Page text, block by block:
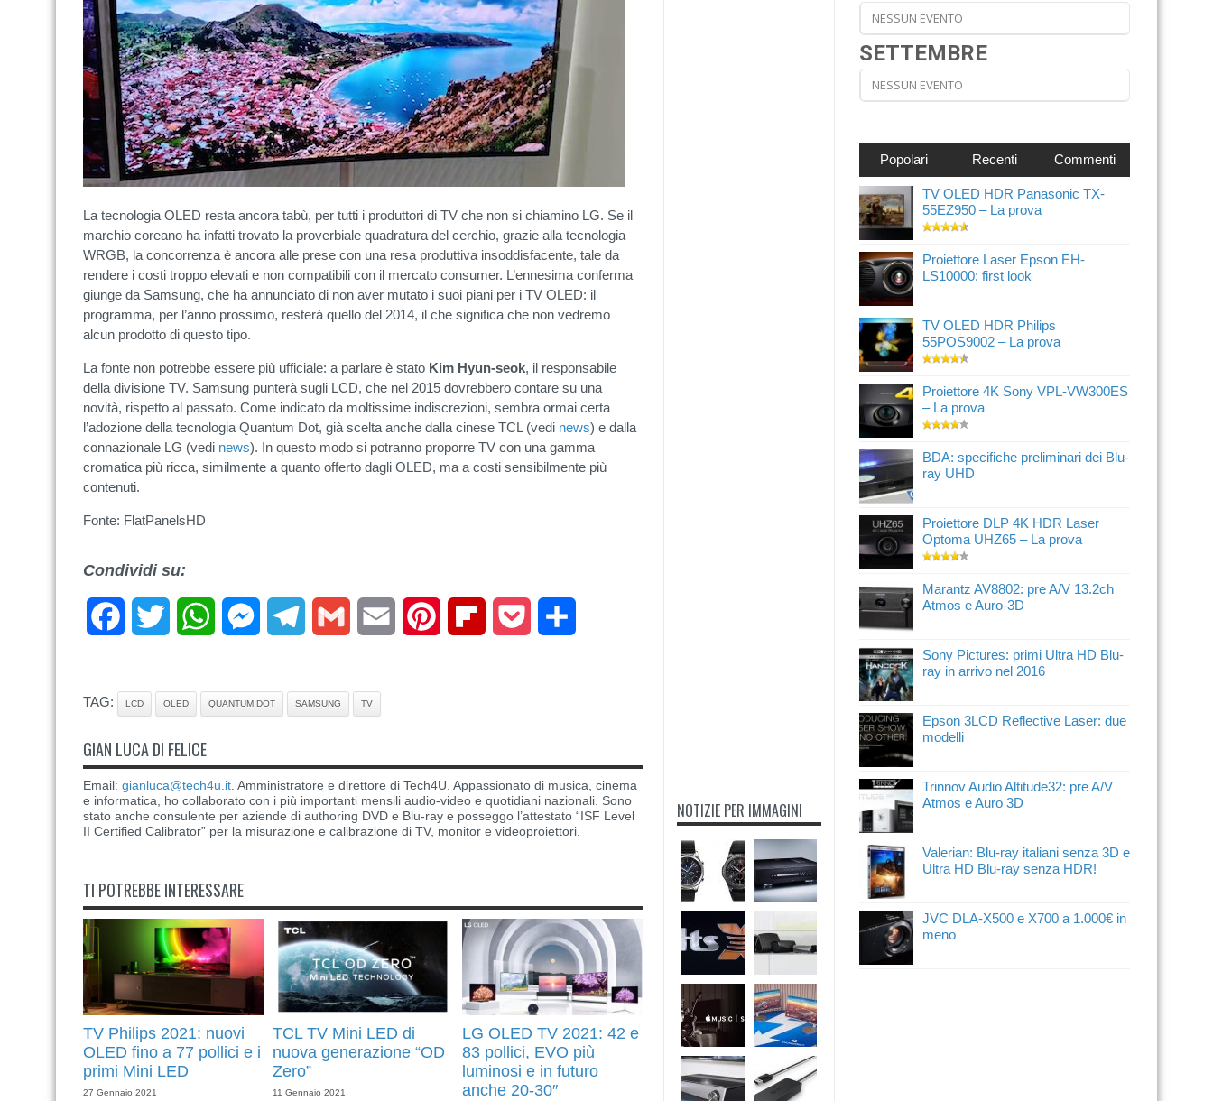
La tecnologia OLED resta ancora tabù, per tutti i produttori di TV che non si chiamino LG. Se il
marchio coreano ha infatti trovato la proverbiale quadratura del cerchio, grazie alla tecnologia
WRGB, la concorrenza è ancora alle prese con una resa produttiva insoddisfacente, tale da
rendere i costi troppo elevati e non compatibili con il mercato consumer. L’ennesima conferma
giunge da Samsung, che ha annunciato di non aver mutato i suoi piani per i TV OLED: il
programma, per l’anno prossimo, resterà quello del 2014, il che significa che non vedremo
alcun prodotto di questo tipo.
La fonte non potrebbe essere più ufficiale: a parlare è stato Kim Hyun-seok, il responsabile
della divisione TV. Samsung punterà sugli LCD, che nel 2015 dovrebbero contare su una
novità, rispetto al passato. Come indicato da moltissime indiscrezioni, sembra ormai certa
l’adozione della tecnologia Quantum Dot, già scelta anche dalla cinese TCL (vedi news) e dalla
connazionale LG (vedi news). In questo modo si potranno proporre TV con una gamma
cromatica più ricca, similmente a quanto offerto dagli OLED, ma a costi sensibilmente più
contenuti.
Fonte: FlatPanelsHD
Condividi su:
FacebookTwitter WhatsAppMessengerTelegramGmail Email Pinterest FlipboardPocket
TAG: LCD OLED QUANTUM DOT SAMSUNG TV
GIAN LUCA DI FELICE
Email: gianluca@tech4u.it . Amministratore e direttore di Tech4U. Appassionato di musica, cinema
e informatica, ho collaborato con i più importanti mensili audio-video e quotidiani nazionali. Sono
stato anche consulente per aziende di authoring DVD e Blu-ray e posseggo l’attestato “ISF Level
II Certified Calibrator” per la misurazione e calibrazione di TV, monitor e videoproiettori.
TI POTREBBE INTERESSARE
TV Philips 2021: nuovi
OLED fino a 77 pollici e i
primi Mini LED
27 Gennaio 2021
TCL TV Mini LED di
nuova generazione “OD
Zero”
11 Gennaio 2021
LG OLED TV 2021: 42 e
83 pollici, EVO più
luminosi e in futuro
anche 20-30″
NOTIZIE PER IMMAGINI
NESSUN EVENTO
SETTEMBRE
NESSUN EVENTO
Popolari Recenti Commenti
TV OLED HDR Panasonic TX-
55EZ950 – La prova
Proiettore Laser Epson EH-
LS10000: first look
TV OLED HDR Philips
55POS9002 – La prova
Proiettore 4K Sony VPL-VW300ES
– La prova
BDA: specifiche preliminari dei Blu-
ray UHD
Proiettore DLP 4K HDR Laser
Optoma UHZ65 – La prova
Marantz AV8802: pre A/V 13.2ch
Atmos e Auro-3D
Sony Pictures: primi Ultra HD Blu-
ray in arrivo nel 2016
Epson 3LCD Reflective Laser: due
modelli
Trinnov Audio Altitude32: pre A/V
Atmos e Auro 3D
Valerian: Blu-ray italiani senza 3D e
Ultra HD Blu-ray senza HDR!
JVC DLA-X500 e X700 a 1.000€ in
meno